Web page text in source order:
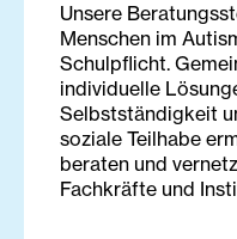
Unsere
Menschen im
Schulpflicht.
individuelle
Selbstständigkeit
soziale Teilhabe
beraten und
Fachkräfte und